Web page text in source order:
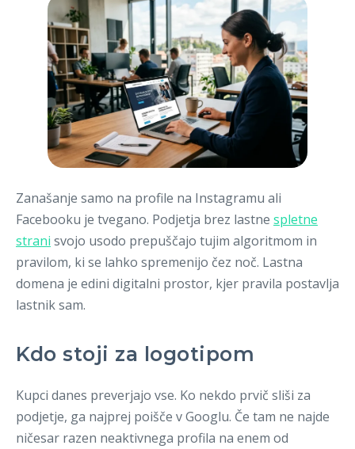
Zanašanje samo na profile na Instagramu ali
Facebooku je tvegano. Podjetja brez lastne spletne
strani svojo usodo prepuščajo tujim algoritmom in
pravilom, ki se lahko spremenijo čez noč. Lastna
domena je edini digitalni prostor, kjer pravila postavlja
lastnik sam.
Kdo stoji za logotipom
Kupci danes preverjajo vse. Ko nekdo prvič sliši za
podjetje, ga najprej poišče v Googlu. Če tam ne najde
ničesar razen neaktivnega profila na enem od